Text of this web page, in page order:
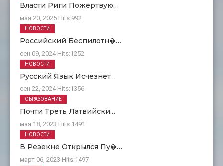
Власти Риги Пожертвую…
мая 20, 2025 Hits:992
Российский Беспилотн�…
сен 09, 2024 Hits:1252
НОВОСТИ
Русский Язык Исчезнет…
сен 22, 2024 Hits:1356
НОВОСТИ
Почти Треть Латвийски…
мая 18, 2023 Hits:1491
ОБРАЗОВАНИЕ
В Резекне Открылся Пу�…
март 06, 2023 Hits:1497
НОВОСТИ